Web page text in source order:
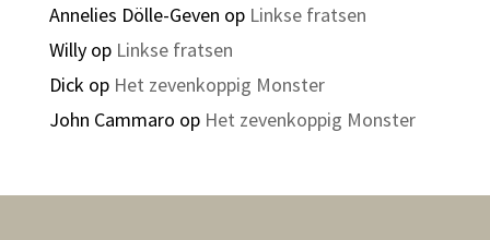
Annelies Dölle-Geven op Linkse fratsen
Willyop Linkse fratsen
Dickop Het zevenkoppig Monster
John Cammaro op Het zevenkoppig Monster